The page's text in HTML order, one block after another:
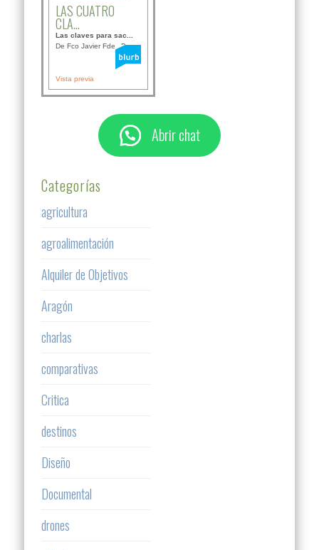
LAS CUATRO
CLA...
Las claves para sac...
De Fco Javier Fdez B...
Vista previa
Abrir chat
Categorías
agricultura
agroalimentación
Alquiler de Objetivos
Aragón
charlas
comparativas
Critica
destinos
Diseño
Documental
drones